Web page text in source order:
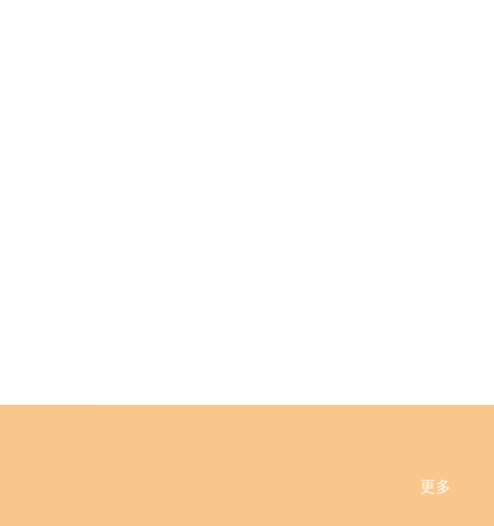
更多